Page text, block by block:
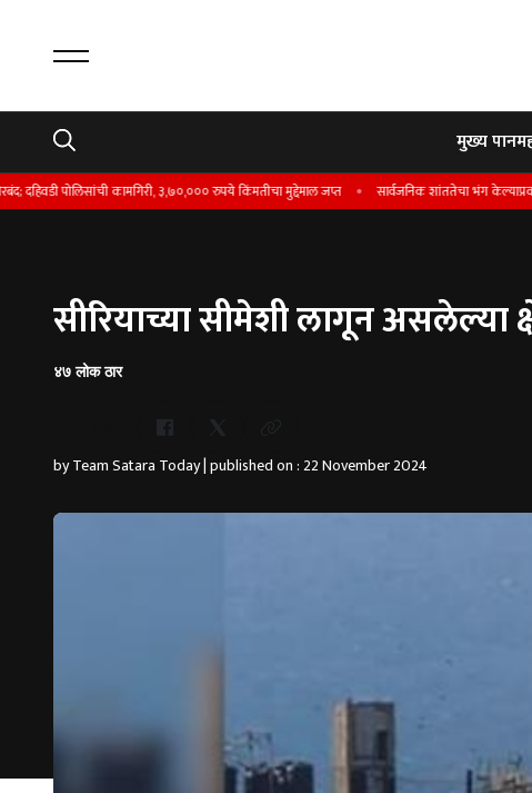
मुख्य पान
पोलिसांची कामगिरी, ३,७०,००० रुपये किंमतीचा मुद्देमाल जप्त सार्वजनिक शांततेचा भंग केल्याप्रकरणी
सीरियाच्या सीमेशी लागून असलेल्‍या
४७ लोक ठार
by Team Satara Today | published on : 22 November 2024